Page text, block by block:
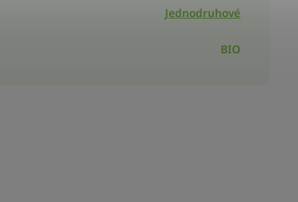
Jednodruhové
BIO